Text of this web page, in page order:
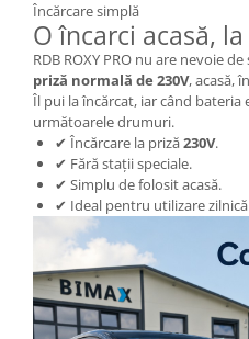
Aparatori Noroi Bicicleta
Trolii Electrice
Accesorii Triciclete Electrice
Casti Bike-Moto
Accesorii Trotinete
Produse Resigilate
BMS-uri
Scule si intretinere
Promotiile Lunii
Resigilate
Piese Triciclete Universale
Încărcare simplă
O încarci acasă,
RDB ROXY PRO nu are nevoie
priză normală de 230V, acasă,
Îl pui la încărcat, iar când bateria
următoarele drumuri.
✔ Încărcare la priză230V.
✔ Fără stații speciale.
✔ Simplu de folosit acasă.
✔ Ideal pentru utilizare